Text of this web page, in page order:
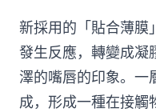
新採用的「貼合薄膜
發生反應，轉變成凝
澤的嘴唇的印象。一
成，形成一種在接觸